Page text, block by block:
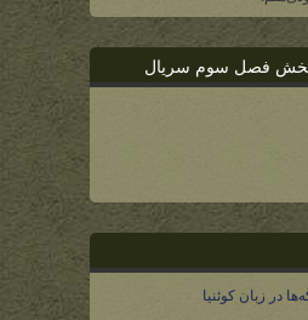
پخش فصل سوم سریال
در زبان کوئنیا